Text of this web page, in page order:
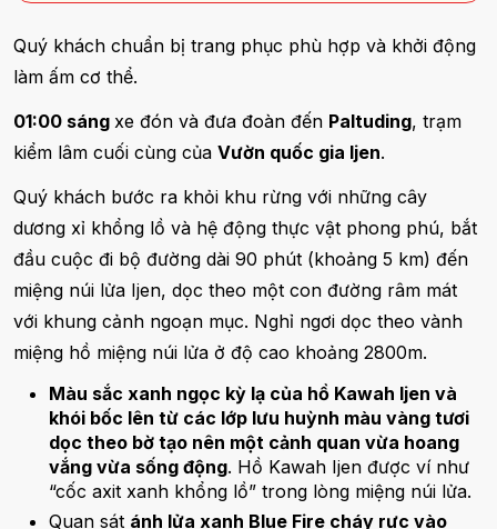
Quý khách chuẩn bị trang phục phù hợp và khởi động
làm ấm cơ thể.
01:00 sáng xe đón và đưa đoàn đến Paltuding, trạm
kiểm lâm cuối cùng của Vườn quốc gia Ijen.
Quý khách bước ra khỏi khu rừng với những cây
dương xỉ khổng lồ và hệ động thực vật phong phú, bắt
đầu cuộc đi bộ đường dài 90 phút (khoảng 5 km) đến
miệng núi lửa Ijen, dọc theo một con đường râm mát
với khung cảnh ngoạn mục. Nghỉ ngơi dọc theo vành
miệng hồ miệng núi lửa ở độ cao khoảng 2800m.
Màu sắc xanh ngọc kỳ lạ của hồ Kawah Ijen và
khói bốc lên từ các lớp lưu huỳnh màu vàng tươi
dọc theo bờ tạo nên một cảnh quan vừa hoang
vắng vừa sống động. Hồ Kawah Ijen được ví như
“cốc axit xanh khổng lồ” trong lòng miệng núi lửa.
Quan sát ánh lửa xanh Blue Fire cháy rực vào